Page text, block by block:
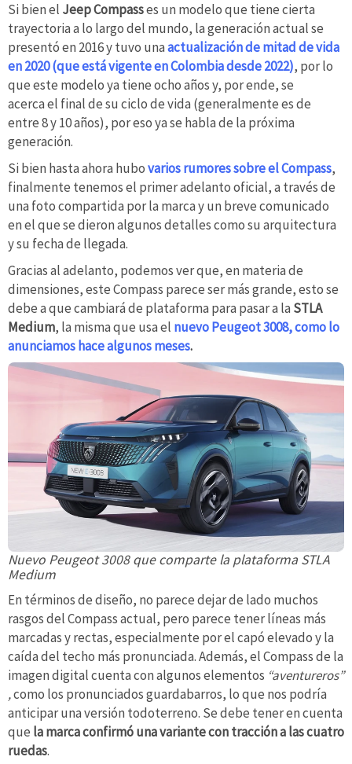
Si bien el Jeep Compasses un modelo que tiene cierta
trayectoria a lo largo del mundo, la generación actual se
presentó en 2016 y tuvo unaactualización de mitad de vida
en 2020 (que está vigente en Colombia desde 2022), por lo
que este modelo ya tiene ocho años y, por ende, se
acerca el final de su ciclo de vida (generalmente es de
entre 8 y 10 años), por eso ya se habla de la próxima
generación.
Si bien hasta ahora hubovarios rumores sobre el Compass,
finalmente tenemos el primer adelanto oficial, a través de
una foto compartida por la marca y un breve comunicado
en el que se dieron algunos detalles como su arquitectura
y su fecha de llegada.
Gracias al adelanto, podemos ver que, en materia de
dimensiones, este Compass parece ser más grande, esto se
debe a que cambiará de plataforma para pasar a la STLA
Medium, la misma que usa el nuevo Peugeot 3008, como lo
anunciamos hace algunos meses.
Nuevo Peugeot 3008 que comparte la plataforma STLA
Medium
En términos de diseño, no parece dejar de lado muchos
rasgos del Compass actual, pero parece tener líneas más
marcadas y rectas, especialmente por el capó elevado y la
caída del techo más pronunciada. Además, el Compass de la
imagen digital cuenta con algunos elementos “aventureros”
,como los pronunciados guardabarros, lo que nos podría
anticipar una versión todoterreno. Se debe tener en cuenta
que la marca confirmó una variante con tracción a las cuatro
ruedas.